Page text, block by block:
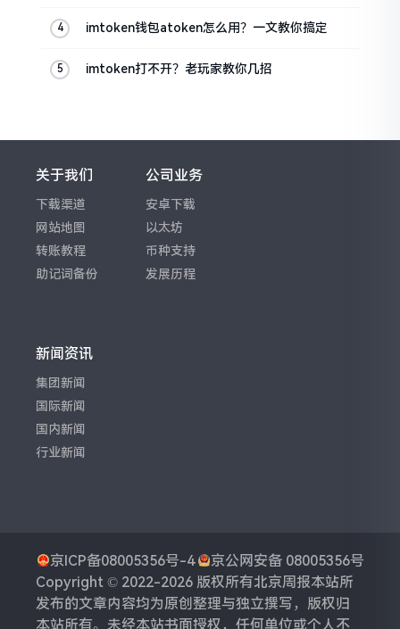
imtoken钱包atoken怎么用？一文教你搞定
imtoken打不开？老玩家教你几招
关于我们
下载渠道
网站地图
转账教程
助记词备份
公司业务
安卓下载
以太坊
币种支持
发展历程
新闻资讯
集团新闻
国际新闻
国内新闻
行业新闻
京ICP备08005356号-4
京公网安备 08005356号
Copyright © 2022-2026 版权所有北京周报本站所
发布的文章内容均为原创整理与独立撰写，版权归
本站所有。未经本站书面授权，任何单位或个人不